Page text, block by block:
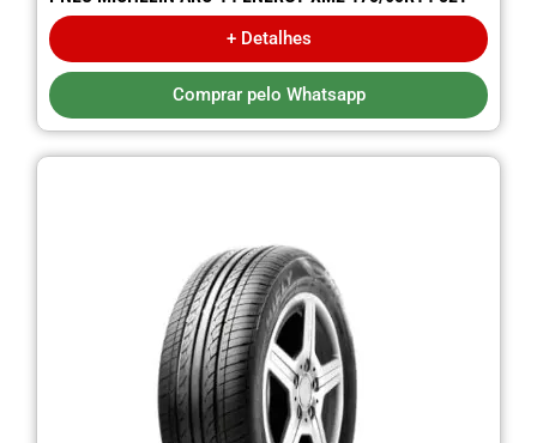
+ Detalhes
Comprar pelo Whatsapp